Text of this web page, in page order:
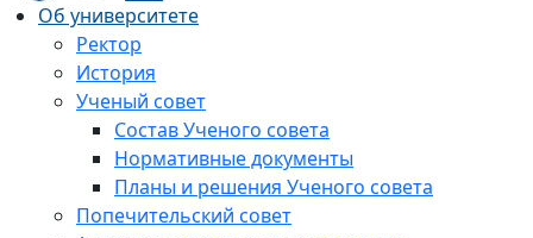
Об университете
Ректор
История
Ученый совет
Состав Ученого совета
Нормативные документы
Планы и решения Ученого совета
Попечительский совет